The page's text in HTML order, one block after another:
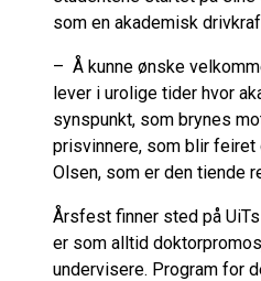
som en akademisk
– Å kunne ønske
lever i urolige tider hvor
synspunkt, som brynes
prisvinnere, som blir feiret
Olsen, som er den tiende
Årsfest finner sted på
er som alltid
undervisere. Program for